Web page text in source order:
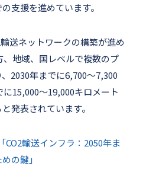
支援を進めています。
送ネットワークの構築が進め
、地域、国レベルで複数のプ
2030年までに6,700～7,300
15,000～19,000キロメート
発表されています。
CO2輸送インフラ：2050年ま
の鍵」